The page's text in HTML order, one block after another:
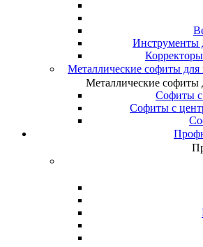
Инструменты
Металлические софиты
Металлические
Софиты с
Софиты с